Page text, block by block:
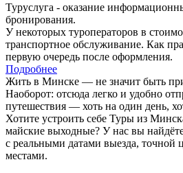
Туруслуга - оказание
бронирования.
У некоторых туроператоров в
транспортное обслуживание. Как
первую очередь после оформления.
Подробнее
Жить в Минске — не значит быть
Наоборот: отсюда легко и удобно
путешествия — хоть на один день,
Хотите устроить себе Туры из
майские выходные? У нас вы
с реальными датами выезда, точной
местами.